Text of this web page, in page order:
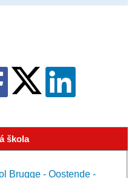
škola
Brugge - Oostende -